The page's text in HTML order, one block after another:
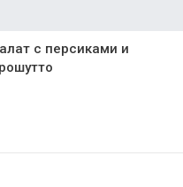
с персиками и